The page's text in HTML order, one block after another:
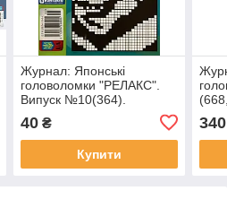
Журнал: Японські
головоломки "РЕЛАКС".
Випуск №10(364).
40₴
Купити
340